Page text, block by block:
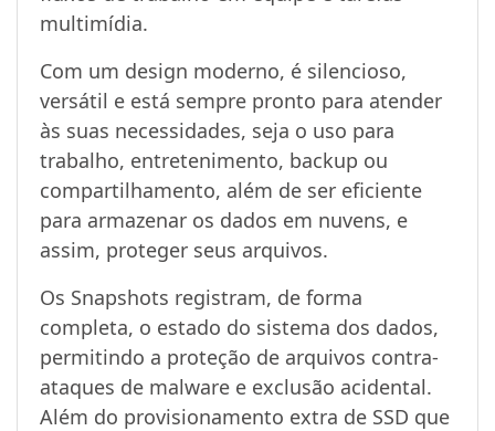
multimídia.
Com um design moderno, é silencioso,
versátil e está sempre pronto para atender
às suas necessidades, seja o uso para
trabalho, entretenimento, backup ou
compartilhamento, além de ser eficiente
para armazenar os dados em nuvens, e
assim, proteger seus arquivos.
Os Snapshots registram, de forma
completa, o estado do sistema dos dados,
permitindo a proteção de arquivos contra-
ataques de malware e exclusão acidental.
Além do provisionamento extra de SSD que